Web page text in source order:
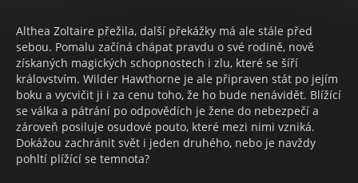
Althea Zoltaire přežila, další překážky má ale stále před
sebou. Pomalu začíná chápat pravdu o své rodině, nově
získaných magických schopnostech i zlu, které se šíří
královstvím. Wilder Hawthorne je ale připraven stát po jejím
boku a vycvičit ji i za cenu toho, že ho bude nenávidět. Blížící
se válka a pátrání po odpovědích je žene do nebezpečí a
zároveň posiluje osudové pouto, které mezi nimi vzniká.
Dokážou zachránit svět i jeden druhého, nebo je navždy
pohltí plížící se temnota?